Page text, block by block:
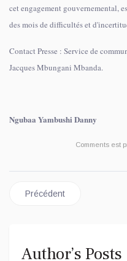
cet engagement gouvernemental,
des mois de difficultés et
Contact Presse : Service de
Jacques Mbungani Mbanda.
Ngubaa Yambushi Danny
Comments est
Article précédent : RDC :
Précédent
Author’s Posts